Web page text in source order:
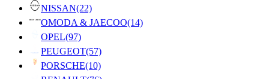
NISSAN(22)
OMODA & JAECOO(14)
OPEL(97)
PEUGEOT(57)
PORSCHE(10)